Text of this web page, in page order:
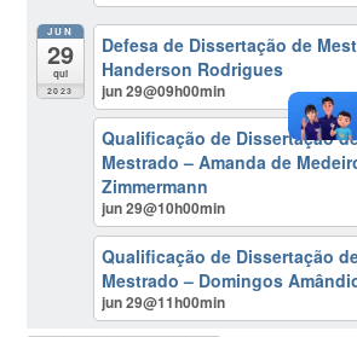
JUN
29
qui
2023
Defesa de Dissertação de
Handerson Rodrigues
jun 29@09h00min
Qualificação de Dissertação
Mestrado – Amanda de
Zimmermann
jun 29@10h00min
Qualificação de Dissertação
Mestrado – Domingos
jun 29@11h00min